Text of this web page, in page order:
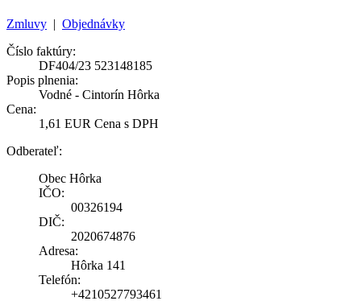
Zmluvy | Objednávky
Číslo faktúry:
DF404/23 523148185
Popis plnenia:
Vodné - Cintorín Hôrka
Cena:
1,61 EUR Cena s DPH
Odberateľ:
Obec Hôrka
IČO:
00326194
DIČ:
2020674876
Adresa:
Hôrka 141
Telefón:
+4210527793461